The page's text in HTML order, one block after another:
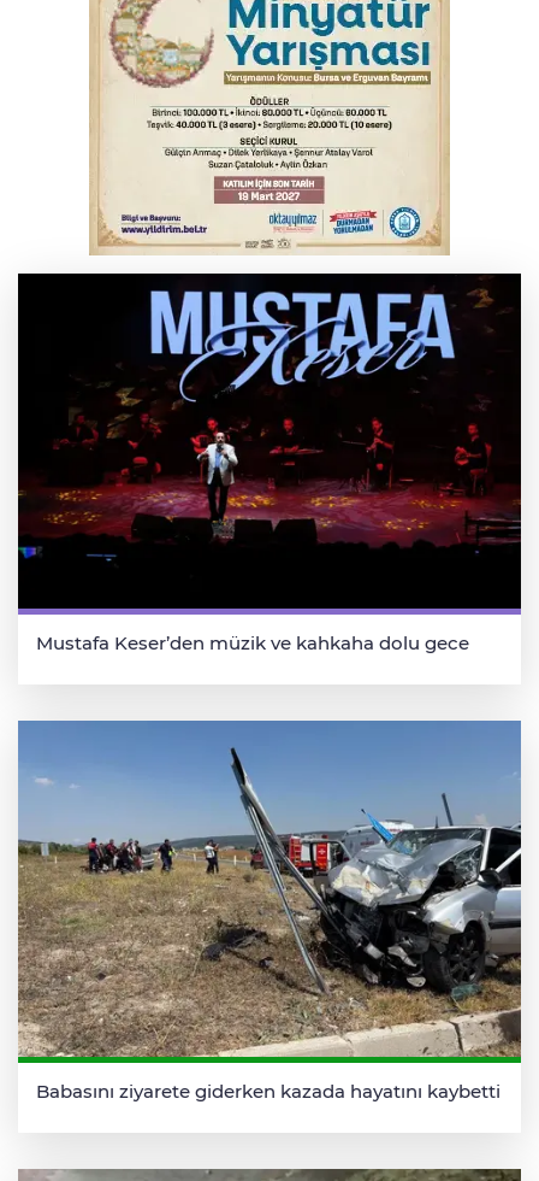
Çerçeve yasa görüşmeleri başladı
Serbest piyasada döviz fiyatları
Tarihi eser kaçakçısı Bursa'da sert kayaya
çarptı
Mustafa Keser’den müzik ve kahkaha dolu gece
Babasını ziyarete giderken kazada hayatını kaybetti